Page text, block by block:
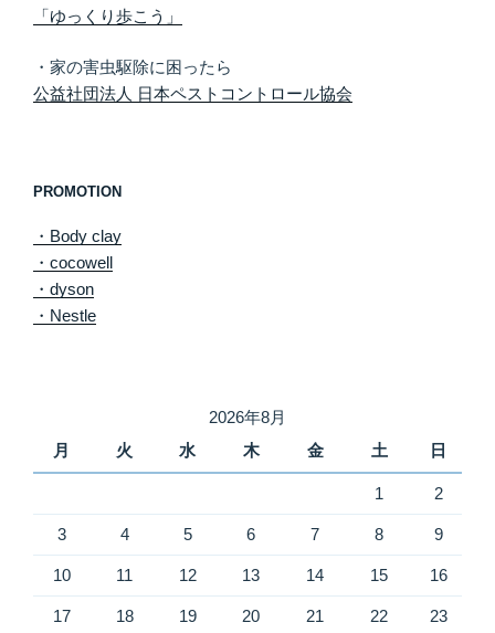
「ゆっくり歩こう」
・家の害虫駆除に困ったら
公益社団法人 日本ペストコントロール協会
PROMOTION
・Body clay
・cocowell
・dyson
・Nestle
2026年8月
月
火 水 木 金 土 日
1 2
3 4 5 6 7 8 9
10 11 12 13 14 15 16
17 18 19 20 21 22 23